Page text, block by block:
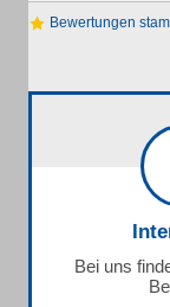
Bewertungen
Bei uns